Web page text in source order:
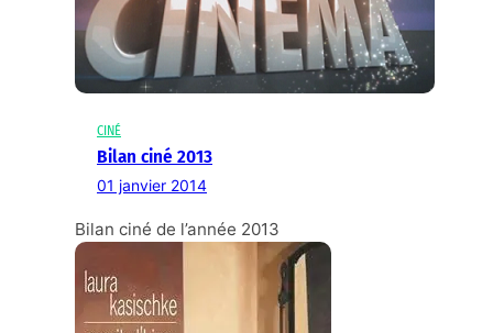
CINÉ
Bilan ciné 2013
01 janvier 2014
Bilan ciné de l’année 2013